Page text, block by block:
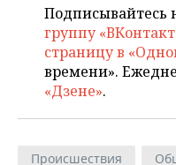
ВОЛЕЙБОЛ
КИБЕРСПОРТ
ФИГУРНОЕ КАТАНИЕ
ИСТОРИЯ
КУЛЬТУРА
МЕДИЦИНА
СПИСОК ПЕРСОН
СПИСОК КОМПАНИЙ
ПОЛНАЯ ВЕРСИЯ
Подписывайтесь
группу
страницу в
времени».
«Дзене».
Происшествия